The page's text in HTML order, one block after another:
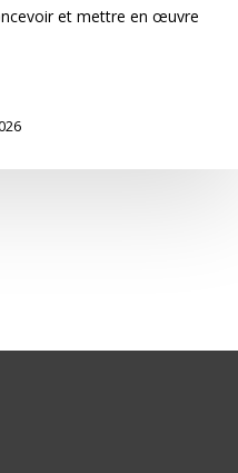
et mettre en œuvre